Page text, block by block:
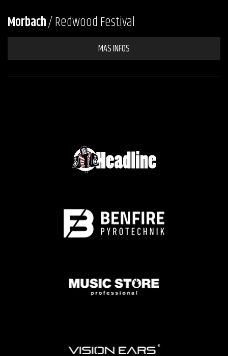
Morbach/ Redwood Festival
MAS INFOS